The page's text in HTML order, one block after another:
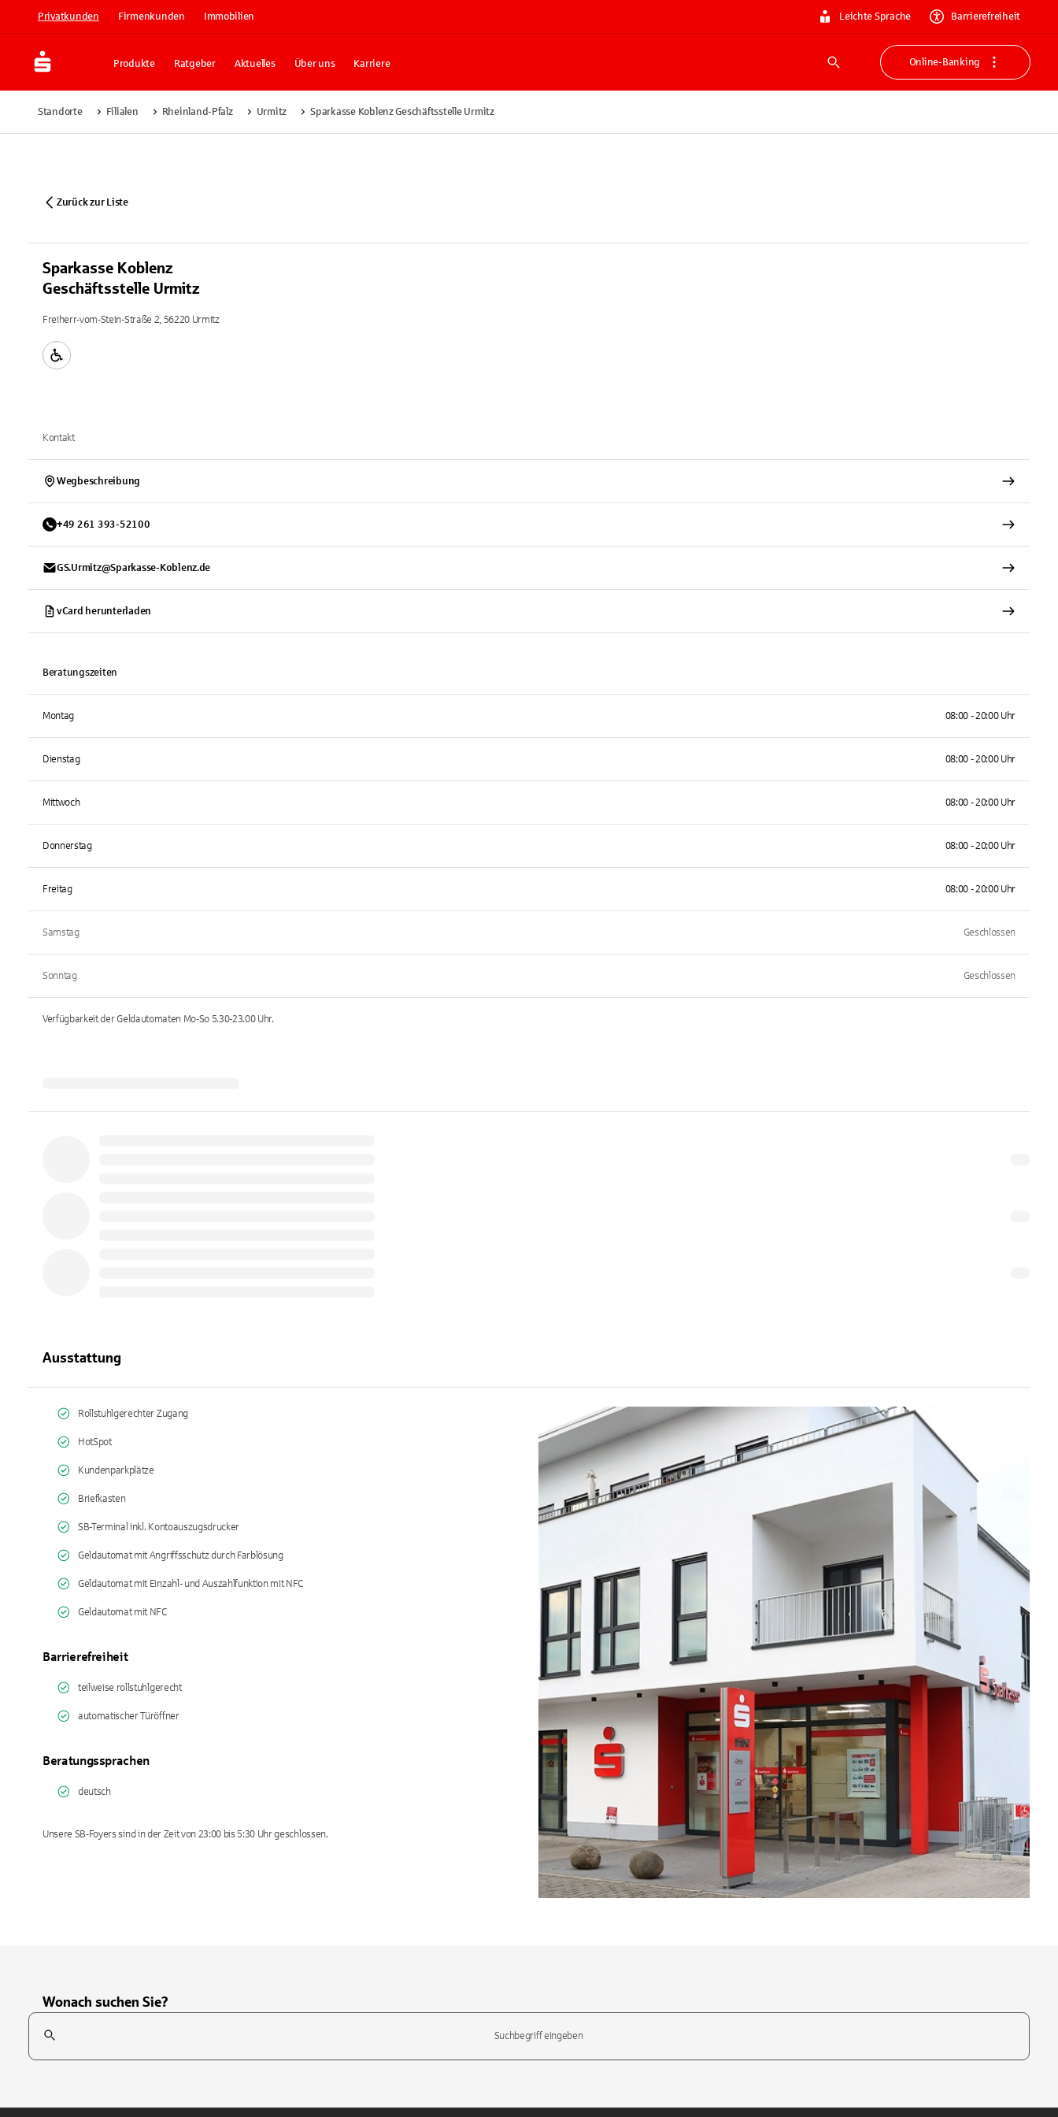
Privatkunden Firmenkunden Immobilien Leichte Sprache Barrierefreiheit
Produkte Ratgeber Aktuelles Über uns Karriere
Suche
Online-Banking
Standorte Filialen Rheinland-Pfalz Urmitz Sparkasse Koblenz Geschäftsstelle Urmitz
Zurück zur Liste
Sparkasse Koblenz
Geschäftsstelle Urmitz
Freiherr-vom-Stein-Straße 2, 56220 Urmitz
Kontakt
Wegbeschreibung
+49 261 393-52100
GS.Urmitz@Sparkasse-Koblenz.de
vCard herunterladen
Beratungszeiten
Montag 08:00 - 20:00 Uhr
Dienstag 08:00 - 20:00 Uhr
Mittwoch 08:00 - 20:00 Uhr
Donnerstag 08:00 - 20:00 Uhr
Freitag 08:00 - 20:00 Uhr
Samstag Geschlossen
Sonntag Geschlossen
Verfügbarkeit der Geldautomaten Mo-So 5.30-23.00Uhr.
Ausstattung
Rollstuhlgerechter Zugang
HotSpot
Kundenparkplätze
Briefkasten
SB-Terminal inkl. Kontoauszugsdrucker
Geldautomat mit Angriffsschutz durch Farblösung
Geldautomat mit Einzahl- und Auszahlfunktion mit NFC
Geldautomat mit NFC
Barrierefreiheit
teilweise rollstuhlgerecht
automatischer Türöffner
Beratungssprachen
deutsch
Unsere SB-Foyers sind in der Zeit von 23:00 bis 5:30 Uhr geschlossen.
Wonach suchen Sie?
Suchfeld